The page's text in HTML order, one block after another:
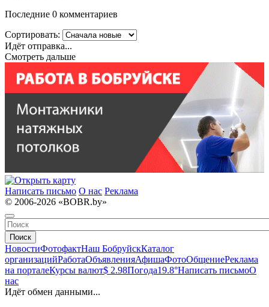
Последние 0 комментариев
Сортировать:
Идёт отправка...
Смотреть дальше
Написать письмо О нас Реклама
© 2006-2026 «BOBR.by»
Поиск
НовостиФотофактНаш БобруйскКаталог
организацийРаботаОбъявленияАфишаФотоОбщениеРеклама
на порталеКурсы валют$ 2.98Погода19.8°Написать письмоО
нас
Идёт обмен данными...